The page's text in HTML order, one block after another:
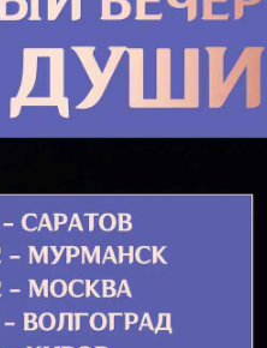
Рассказ «Плюшка» из книги
«Рождественские истории о
котах и не только»
нравились больше, чем
выздоравливающие. Честно
говоря, она не любила ни тех, ни
других, просто больные
доставляли ей меньше хлопот. Они